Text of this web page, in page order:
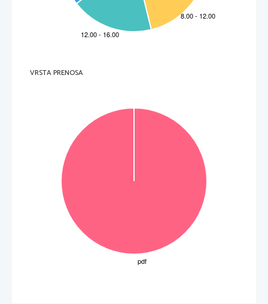
por primera vez el penalti?
__________________________________________________________________________
  9.   ¿Cómo conoció el bisnieto, el escritor Robert McCrum, a su bisabuelo, a Master Willie?
__________________________________________________________________________
VRSTA PRENOSA